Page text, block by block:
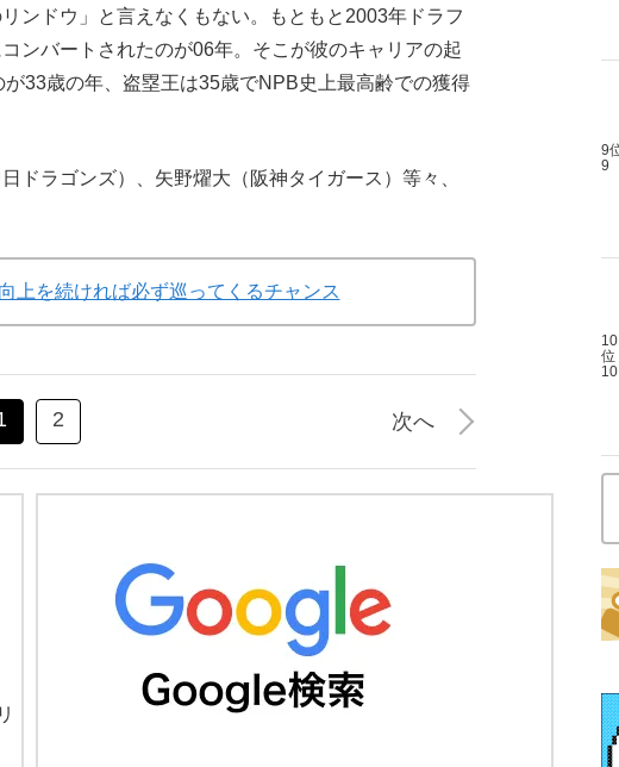
ンドウ」と言えなくもない。もともと2003年ドラフ
ンバートされたのが06年。そこが彼のキャリアの起
33歳の年、盗塁王は35歳でNPB史上最高齢での獲得
ラゴンズ）、矢野燿大（阪神タイガース）等々、
上を続ければ必ず巡ってくるチャンス
2 次へ
9
9
10
位
10